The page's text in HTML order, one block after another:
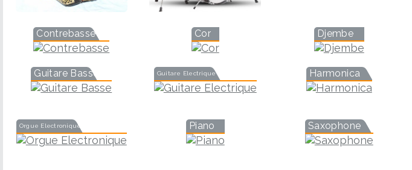
Contrebasse Cor Djembe
Guitare Basse Guitare Electrique Harmonica
Orgue Electronique Piano Saxophone